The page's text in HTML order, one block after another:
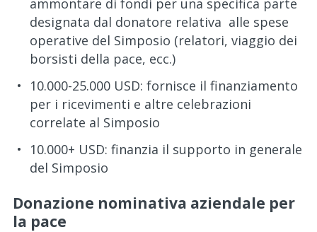
designata dal donatore relativa alle spese
operative del Simposio (relatori, viaggio dei
borsisti della pace, ecc.)
10.000-25.000 USD: fornisce il finanziamento
per i ricevimenti e altre celebrazioni
correlate al Simposio
10.000+ USD: finanzia il supporto in generale
del Simposio
Donazione nominativa aziendale per
la pace